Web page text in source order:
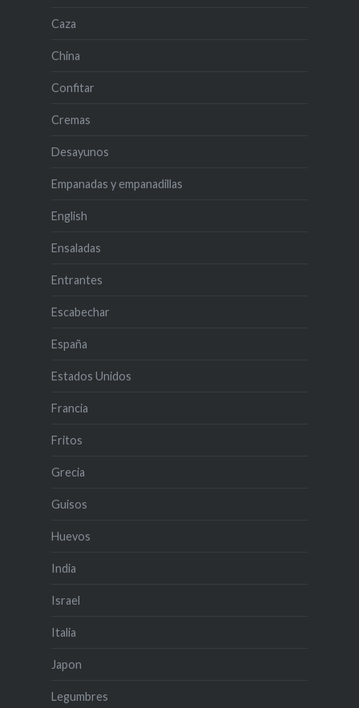
Caza
China
Confitar
Cremas
Desayunos
Empanadas y empanadillas
English
Ensaladas
Entrantes
Escabechar
España
Estados Unidos
Francia
Fritos
Grecia
Guisos
Huevos
India
Israel
Italia
Japon
Legumbres